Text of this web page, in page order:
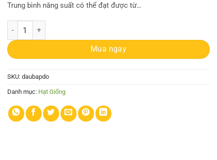
Trung bình năng suất có thể đạt được từ…
Gói 1g hạt giống đậu bắp đỏ cao sản số lượng
Mua ngay
SKU: daubapdo
Danh mục: Hạt Giống